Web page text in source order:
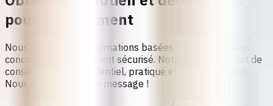
pour l'avortement
Nous offrons des informations basées sur des preuves
concernant l’avortement sécurisé. Notre service gratuit de
conseil est sûr, confidentiel, pratique et sans jugement.
Nous attendons votre message !